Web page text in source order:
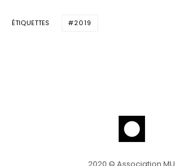
ÉTIQUETTES 2019